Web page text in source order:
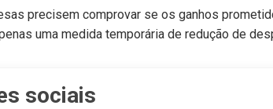
precisem comprovar se os ganhos
uma medida temporária de redução de
sociais